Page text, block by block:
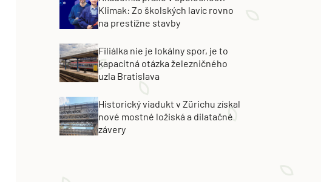
Klimak: Zo školských lavíc rovno
na prestížne stavby
Filiálka nie je lokálny spor, je to
kapacitná otázka železničného
uzla Bratislava
Historický viadukt v Zürichu získal
nové mostné ložiská a dilatačné
závery